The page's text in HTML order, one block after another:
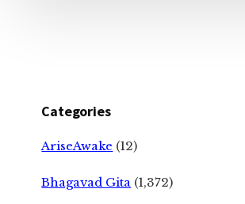
Categories
AriseAwake (12)
Bhagavad Gita (1,372)